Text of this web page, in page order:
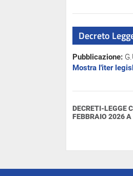
Decreto
Pubblicazione:
Mostra l'iter
DECRETI-LEGGE
FEBBRAIO 2026 A